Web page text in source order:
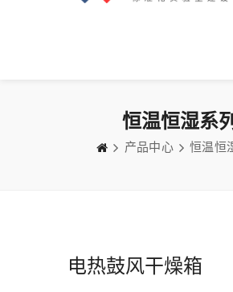
恒温恒湿系列
产品中心 恒温恒
电热鼓风干燥箱